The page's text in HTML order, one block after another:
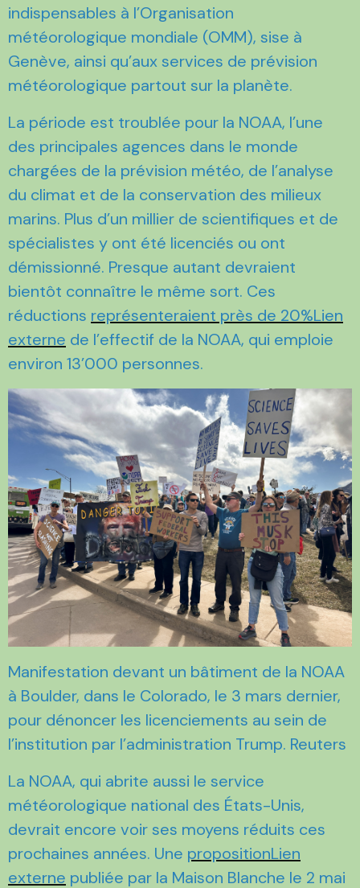
indispensables à l’Organisation
météorologique mondiale (OMM), sise à
Genève, ainsi qu’aux services de prévision
météorologique partout sur la planète.
La période est troublée pour la NOAA, l’une
des principales agences dans le monde
chargées de la prévision météo, de l’analyse
du climat et de la conservation des milieux
marins. Plus d’un millier de scientifiques et de
spécialistes y ont été licenciés ou ont
démissionné. Presque autant devraient
bientôt connaître le même sort. Ces
réductions représenteraient près de 20%Lien
externe de l’effectif de la NOAA, qui emploie
environ 13’000 personnes.
Manifestation devant un bâtiment de la NOAA
à Boulder, dans le Colorado, le 3 mars dernier,
pour dénoncer les licenciements au sein de
l’institution par l’administration Trump. Reuters
La NOAA, qui abrite aussi le service
météorologique national des États-Unis,
devrait encore voir ses moyens réduits ces
prochaines années. Une propositionLien
externe publiée par la Maison Blanche le 2 mai